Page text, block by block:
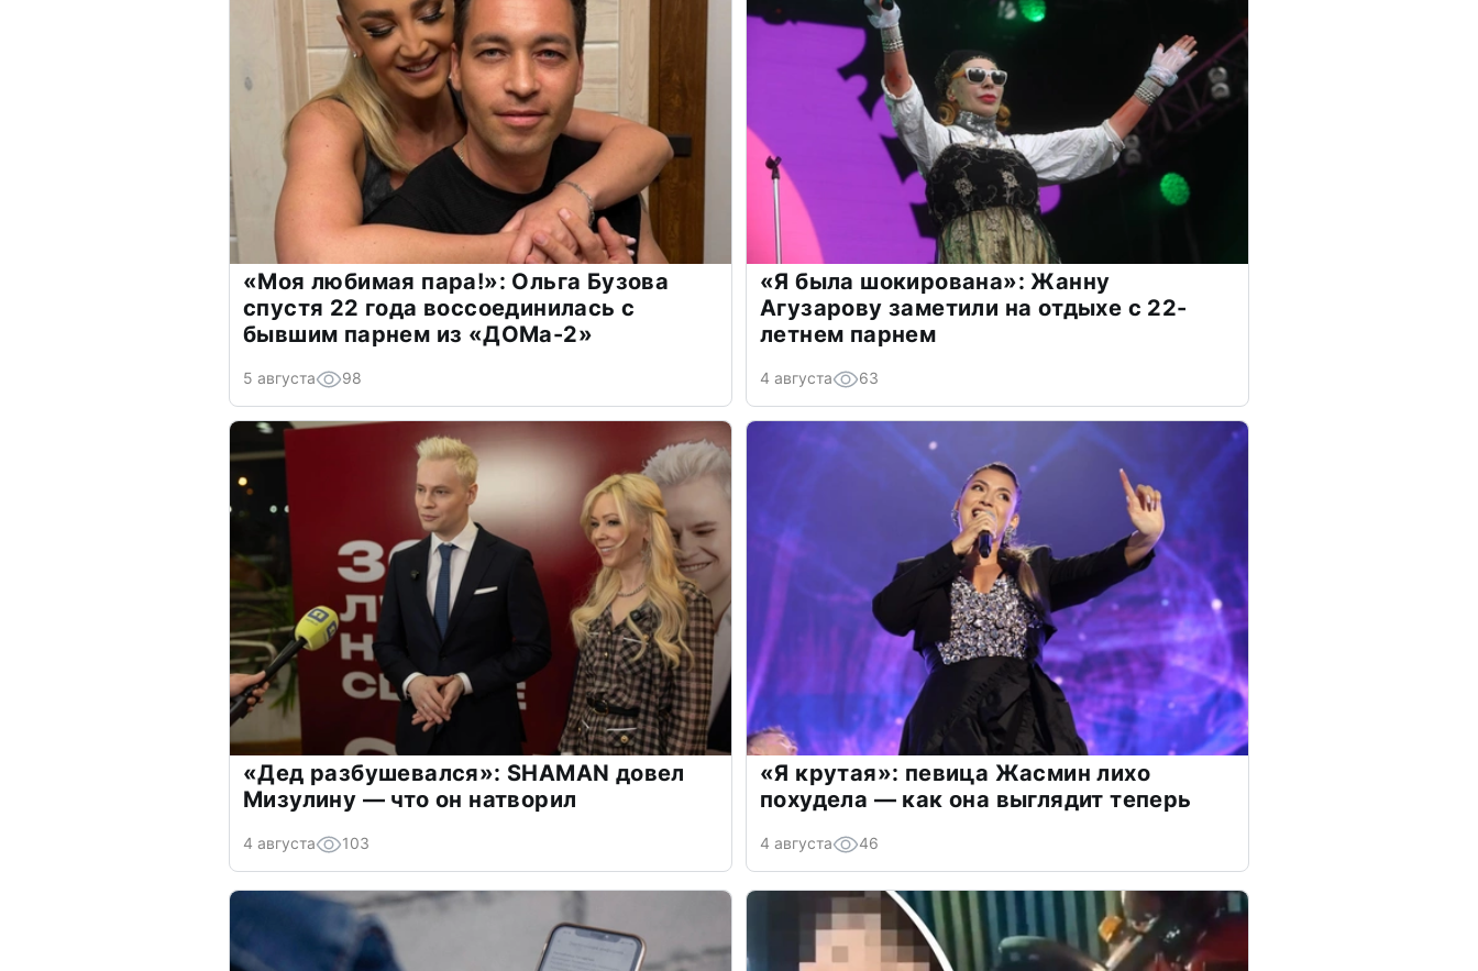
«Моя любимая пара!»: Ольга Бузова
спустя 22 года воссоединилась с
бывшим парнем из «ДОМа-2»
5 августа 98
«Я была шокирована»: Жанну
Агузарову заметили на отдыхе с 22-
летнем парнем
4 августа 63
«Дед разбушевался»: SHAMAN довел
Мизулину — что он натворил
4 августа 103
«Я крутая»: певица Жасмин лихо
похудела — как она выглядит теперь
4 августа 46